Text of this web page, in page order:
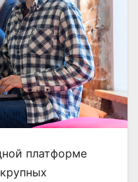
платформе